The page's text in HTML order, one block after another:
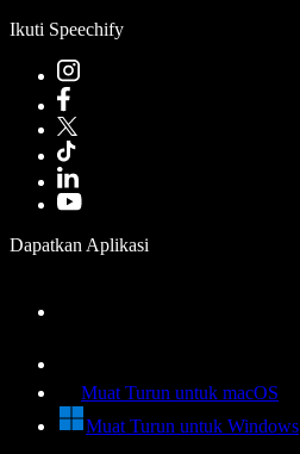
Ikuti Speechify
Dapatkan Aplikasi
Muat Turun untuk macOS
Muat Turun untuk Windows